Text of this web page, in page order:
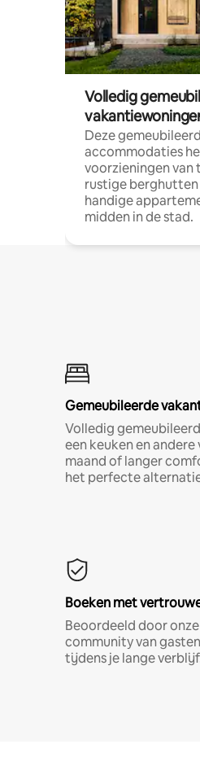
Volledig
Deze
accommodaties
voorzieningen van
rustige
handige
midden in de stad.
Gemeubileerde
Volledig
een keuken en
maand of langer
het perfecte
Boeken met
Beoordeeld door
community van
tijdens je lange